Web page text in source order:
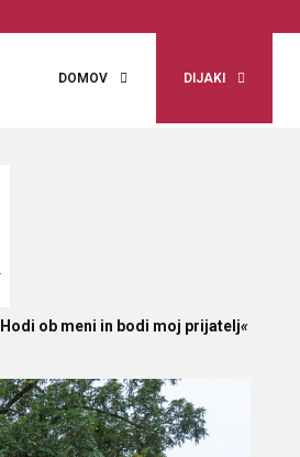
DOMOV DIJAKI
ob meni in bodi moj prijatelj«